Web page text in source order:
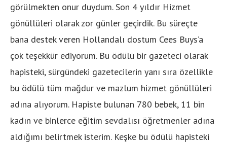
görülmekten onur duydum. Son 4 yıldır Hizmet
gönüllüleri olarak zor günler geçirdik. Bu süreçte
bana destek veren Hollandalı dostum Cees Buys’a
çok teşekkür ediyorum. Bu ödülü bir gazeteci olarak
hapisteki, sürgündeki gazetecilerin yanı sıra özellikle
bu ödülü tüm mağdur ve mazlum hizmet gönüllüleri
adına alıyorum. Hapiste bulunan 780 bebek, 11 bin
kadın ve binlerce eğitim sevdalısı öğretmenler adına
aldığımı belirtmek isterim. Keşke bu ödülü hapisteki